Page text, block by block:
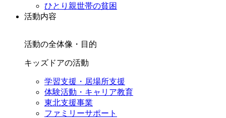
ひとり親世帯の貧困
活動内容
活動の全体像・目的
キッズドアの活動
学習支援・居場所支援
体験活動・キャリア教育
東北支援事業
ファミリーサポート